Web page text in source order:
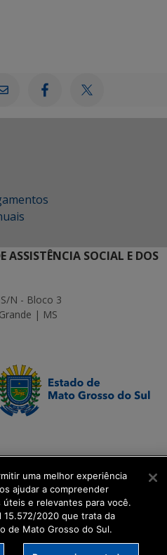
ASSISTÊNCIA SOCIAL E DOS
N - Bloco 3
| MS
uma melhor experiência
ajudar a compreender
úteis e relevantes para você.
15.572/2020 que trata da
de Mato Grosso do Sul.